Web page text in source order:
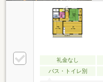
礼金なし
バス・トイレ別